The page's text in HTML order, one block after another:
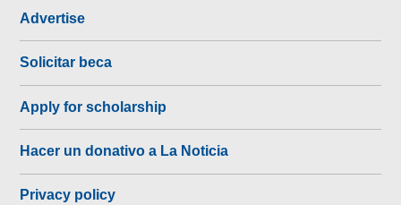
Advertise
Solicitar beca
Apply for scholarship
Hacer un donativo a La Noticia
Privacy policy